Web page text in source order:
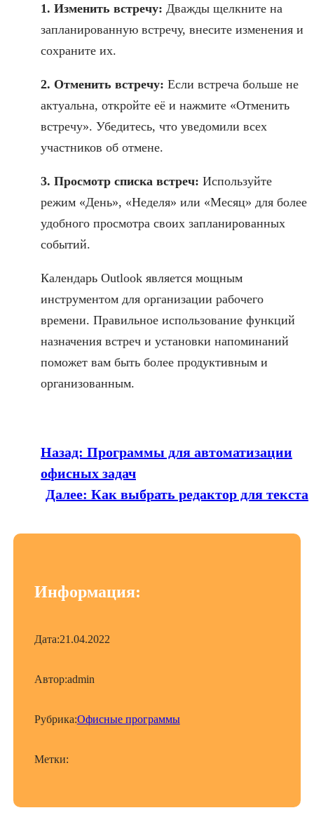
1. Изменить встречу: Дважды щелкните на
запланированную встречу, внесите изменения и
сохраните их.
2. Отменить встречу: Если встреча больше не
актуальна, откройте её и нажмите «Отменить
встречу». Убедитесь, что уведомили всех
участников об отмене.
3. Просмотр списка встреч: Используйте
режим «День», «Неделя» или «Месяц» для более
удобного просмотра своих запланированных
событий.
Календарь Outlook является мощным
инструментом для организации рабочего
времени. Правильное использование функций
назначения встреч и установки напоминаний
поможет вам быть более продуктивным и
организованным.
Назад: Программы для автоматизации
офисных задач
Далее: Как выбрать редактор для текста
Информация:
Дата:21.04.2022
Автор:admin
Рубрика:Офисные программы
Метки: